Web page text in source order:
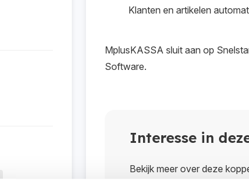
Klanten en artikelen
MplusKASSA sluit aan op
Software.
Interesse in
Bekijk meer over deze